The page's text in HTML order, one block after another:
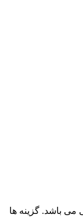
می باشد. گزینه ها